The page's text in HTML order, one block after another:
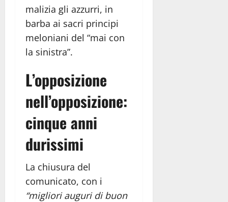
malizia gli azzurri, in
barba ai sacri principi
meloniani del “mai con
la sinistra”.
L’opposizione
nell’opposizione:
cinque anni
durissimi
La chiusura del
comunicato, con i
“migliori auguri di buon